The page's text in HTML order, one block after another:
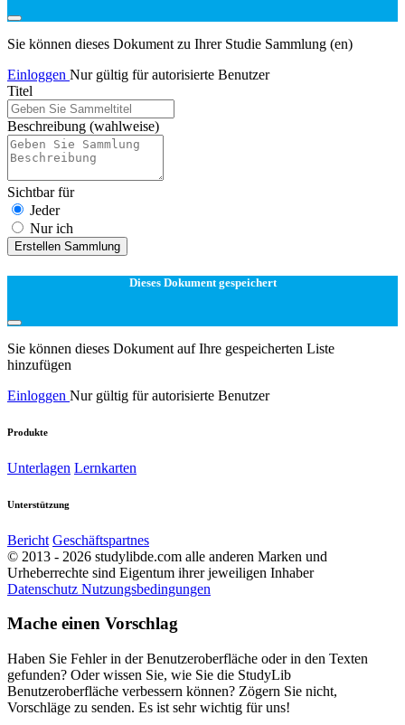
Sie können dieses Dokument zu Ihrer Studie Sammlung (en)
Einloggen Nur gültig für autorisierte Benutzer
Titel
Beschreibung (wahlweise)
Sichtbar für
Jeder
Nur ich
Erstellen Sammlung
Dieses Dokument gespeichert
Sie können dieses Dokument auf Ihre gespeicherten Liste
hinzufügen
Einloggen Nur gültig für autorisierte Benutzer
Produkte
Unterlagen Lernkarten
Unterstützung
Bericht Geschäftspartnes
© 2013 - 2026 studylibde.com alle anderen Marken und
Urheberrechte sind Eigentum ihrer jeweiligen Inhaber
Datenschutz Nutzungsbedingungen
Mache einen Vorschlag
Haben Sie Fehler in der Benutzeroberfläche oder in den Texten
gefunden? Oder wissen Sie, wie Sie die StudyLib
Benutzeroberfläche verbessern können? Zögern Sie nicht,
Vorschläge zu senden. Es ist sehr wichtig für uns!